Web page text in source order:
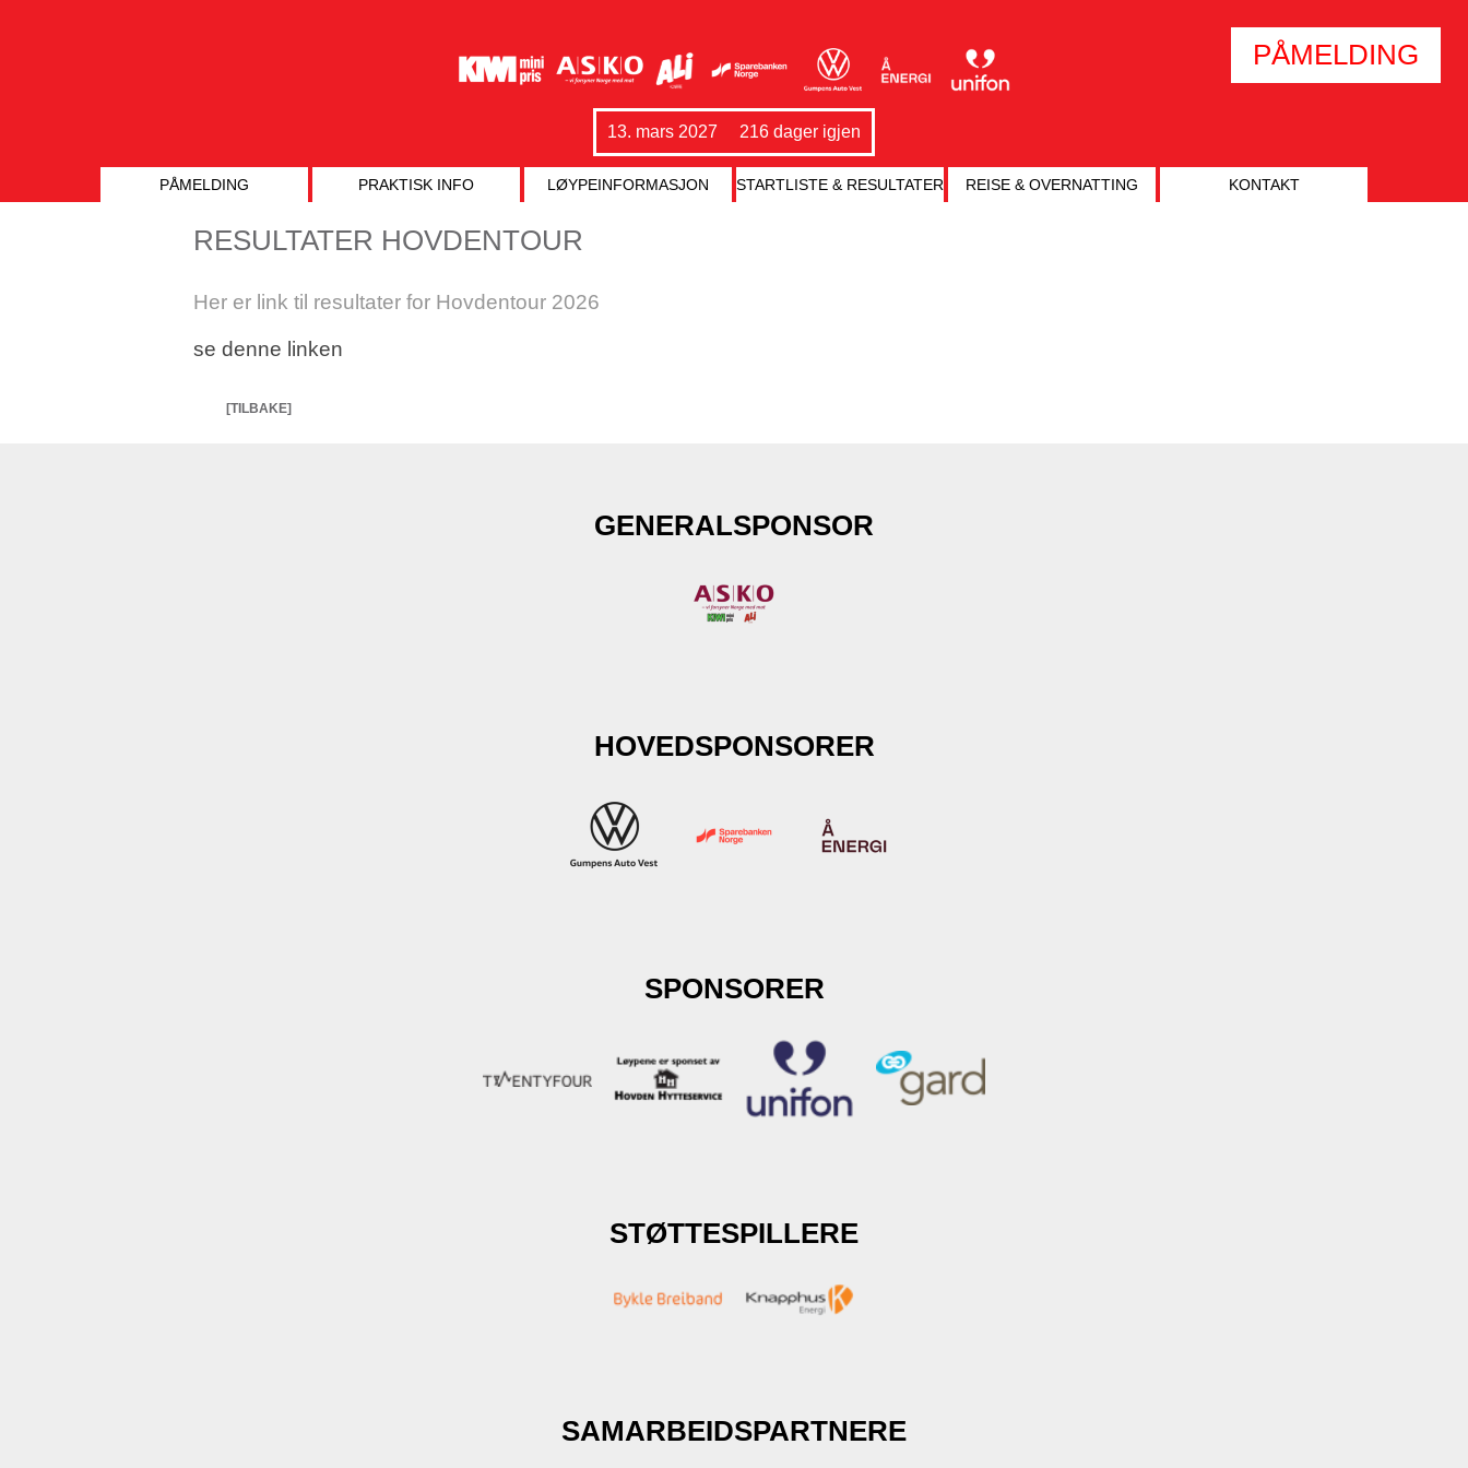
13. mars 2027 216 dager igjen
PÅMELDING PRAKTISK INFO LØYPEINFORMASJON STARTLISTE & RESULTATER REISE & OVERNATTING KONTAKT
PÅMELDING
RESULTATER HOVDENTOUR
Her er link til resultater for Hovdentour 2026
se denne linken
[TILBAKE]
GENERALSPONSOR
HOVEDSPONSORER
SPONSORER
STØTTESPILLERE
SAMARBEIDSPARTNERE